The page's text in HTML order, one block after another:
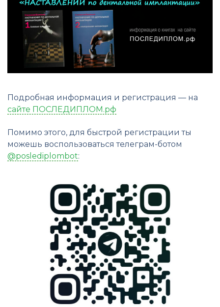
Подробная информация и регистрация — на
сайте ПОСЛЕДИПЛОМ.рф
Помимо этого, для быстрой регистрации ты
можешь воспользоваться телеграм-ботом
@poslediplombot: